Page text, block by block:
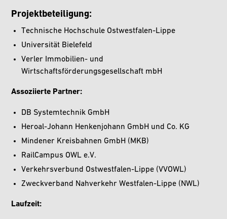
Projektbeteiligung:
Technische Hochschule Ostwestfalen-Lippe
Universität Bielefeld
Verler Immobilien- und
Wirtschaftsförderungsgesellschaft mbH
Assoziierte Partner:
DB Systemtechnik GmbH
Heroal-Johann Henkenjohann GmbH und Co. KG
Mindener Kreisbahnen GmbH (MKB)
RailCampus OWL e.V.
Verkehrsverbund Ostwestfalen-Lippe (VVOWL)
Zweckverband Nahverkehr Westfalen-Lippe (NWL)
Laufzeit: